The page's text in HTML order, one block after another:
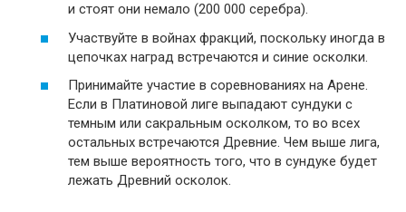
и стоят они немало (200 000 серебра).
Участвуйте в войнах фракций, поскольку иногда в
цепочках наград встречаются и синие осколки.
Принимайте участие в соревнованиях на Арене.
Если в Платиновой лиге выпадают сундуки с
темным или сакральным осколком, то во всех
остальных встречаются Древние. Чем выше лига,
тем выше вероятность того, что в сундуке будет
лежать Древний осколок.